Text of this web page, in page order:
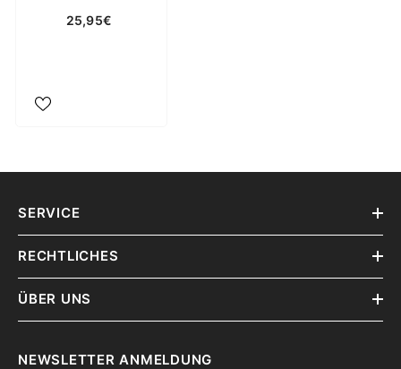
25,95€
SERVICE
RECHTLICHES
ÜBER UNS
NEWSLETTER ANMELDUNG